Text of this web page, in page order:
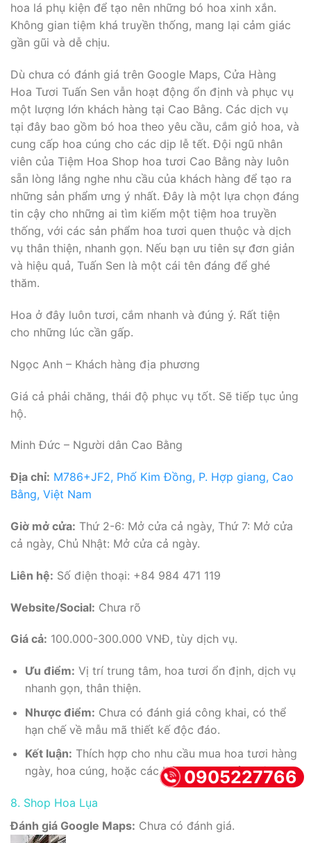
hoa lá phụ kiện để tạo nên những bó hoa xinh xắn.
Không gian tiệm khá truyền thống, mang lại cảm giác
gần gũi và dễ chịu.
Dù chưa có đánh giá trên Google Maps, Cửa Hàng
Hoa Tươi Tuấn Sen vẫn hoạt động ổn định và phục vụ
một lượng lớn khách hàng tại Cao Bằng. Các dịch vụ
tại đây bao gồm bó hoa theo yêu cầu, cắm giỏ hoa, và
cung cấp hoa cúng cho các dịp lễ tết. Đội ngũ nhân
viên của Tiệm Hoa Shop hoa tươi Cao Bằng này luôn
sẵn lòng lắng nghe nhu cầu của khách hàng để tạo ra
những sản phẩm ưng ý nhất. Đây là một lựa chọn đáng
tin cậy cho những ai tìm kiếm một tiệm hoa truyền
thống, với các sản phẩm hoa tươi quen thuộc và dịch
vụ thân thiện, nhanh gọn. Nếu bạn ưu tiên sự đơn giản
và hiệu quả, Tuấn Sen là một cái tên đáng để ghé
thăm.
Hoa ở đây luôn tươi, cắm nhanh và đúng ý. Rất tiện
cho những lúc cần gấp.
Ngọc Anh – Khách hàng địa phương
Giá cả phải chăng, thái độ phục vụ tốt. Sẽ tiếp tục ủng
hộ.
Minh Đức – Người dân Cao Bằng
Địa chỉ: M786+JF2, Phố Kim Đồng, P. Hợp giang, Cao
Bằng, Việt Nam
Giờ mở cửa: Thứ 2-6: Mở cửa cả ngày, Thứ 7: Mở cửa
cả ngày, Chủ Nhật: Mở cửa cả ngày.
Liên hệ: Số điện thoại: +84 984 471 119
Website/Social: Chưa rõ
Giá cả: 100.000-300.000 VNĐ, tùy dịch vụ.
Ưu điểm: Vị trí trung tâm, hoa tươi ổn định, dịch vụ
nhanh gọn, thân thiện.
Nhược điểm: Chưa có đánh giá công khai, có thể
hạn chế về mẫu mã thiết kế độc đáo.
Kết luận: Thích hợp cho nhu cầu mua hoa tươi hàng
ngày, hoa cúng, hoặc các bó hoa đơn giản, tiện lợi.
8. Shop Hoa Lụa
Đánh giá Google Maps: Chưa có đánh giá.
0905227766